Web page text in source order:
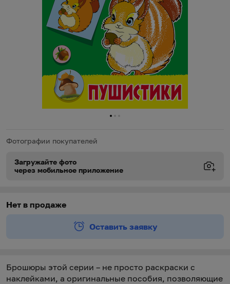
01 2
Фотографии покупателей
Загружайте фото
через мобильное приложение
Нет в продаже
Оставить заявку
Брошюры этой серии – не просто раскраски с
наклейками, а оригинальные пособия, позволяющие